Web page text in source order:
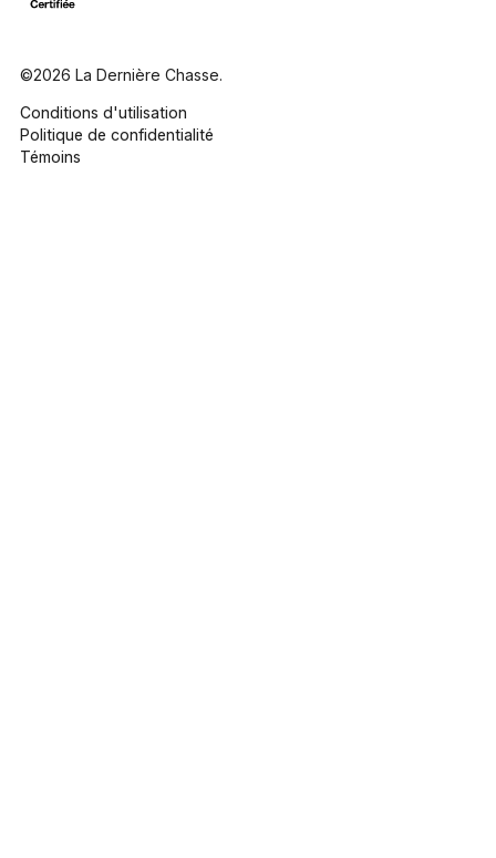
©2026 La Dernière Chasse.
Conditions d'utilisation
Politique de confidentialité
Témoins